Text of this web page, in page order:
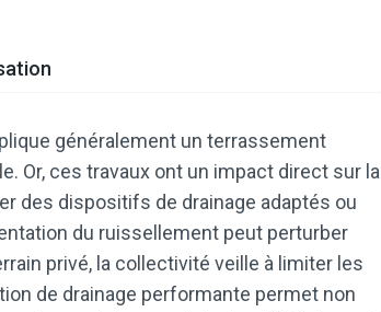
généralement un terrassement
Or, ces travaux ont un impact direct sur la
des dispositifs de drainage adaptés ou
du ruissellement peut perturber
privé, la collectivité veille à limiter les
de drainage performante permet non